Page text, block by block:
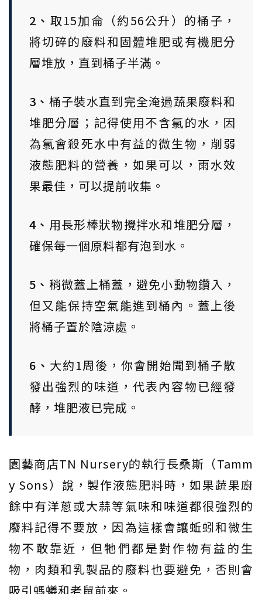
2、 取15加侖（約56公升）的桶子，
將切碎的廢料和固體堆肥或有機肥分
層堆放，直到桶子半滿。
3、 桶子裝水直到完全淹過蔬果廢料和
堆肥分層；記得使用不含氯的水，因
為氯會殺死水中有益的微生物，削弱
液態肥料的營養，如果可以，雨水效
果最佳，可以提前收集。
4、 用長形棒狀物攪拌水和堆肥分層，
確保每一個原料都有泡到水。
5、 稍微蓋上桶蓋，避免小動物鑽入，
但又能保持空氣能進到桶內。蓋上後
將桶子置於陰涼處。
6、 大約1周後，你會開始聞到桶子散
發出強烈的味道，代表內容物已經發
酵，堆肥液已完成。
園藝商店TN Nursery的執行長桑斯（Tamm
y Sons）說，製作液態肥料時，如果蔬果廚
餘中有洋蔥或大蒜等氣味和味道都很強烈的
廢料記得不要放，因為這樣會讓蚯蚓和微生
物不敢靠近，但牠們都是對作物有益的生
物，肉類和乳製品的廢料也要避免，否則會
吸引螞蟻和老鼠前來。